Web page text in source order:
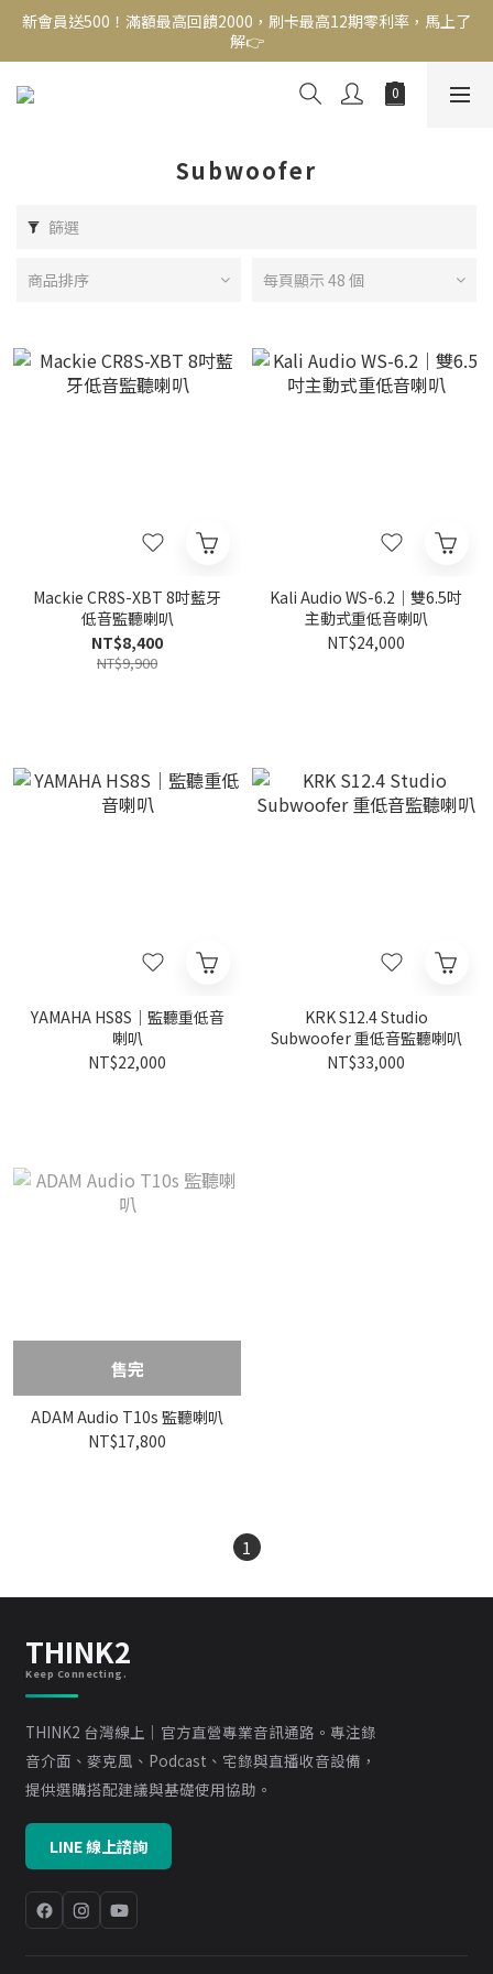
新會員送500！滿額最高回饋2000，刷卡最高12期零利率，馬上了
解👉
新會員送500！滿額最高回饋2000，刷卡最高12期零利率，馬上了
解👉
結帳頁選zingala銀角零卡分期，輕鬆打包
解👉
Subwoofer
篩選
商品排序 每頁顯示 48 個
Mackie CR8S-XBT 8吋藍牙
低音監聽喇叭
NT$8,400
NT$9,900
Kali Audio WS-6.2｜雙6.5吋
主動式重低音喇叭
NT$24,000
YAMAHA HS8S｜監聽重低音
喇叭
NT$22,000
KRK S12.4 Studio
Subwoofer 重低音監聽喇叭
NT$33,000
售完
ADAM Audio T10s 監聽喇叭
NT$17,800
1
THINK2
Keep Connecting.
THINK2 台灣線上｜官方直營專業音訊通路。專注錄
音介面、麥克風、Podcast、宅錄與直播收音設備，
提供選購搭配建議與基礎使用協助。
LINE 線上諮詢